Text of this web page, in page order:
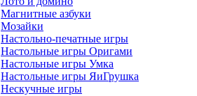
Магнитные азбуки
Мозайки
Настольно-печатные игры
Настольные игры Оригами
Настольные игры Умка
Настольные игры ЯиГрушка
Нескучные игры